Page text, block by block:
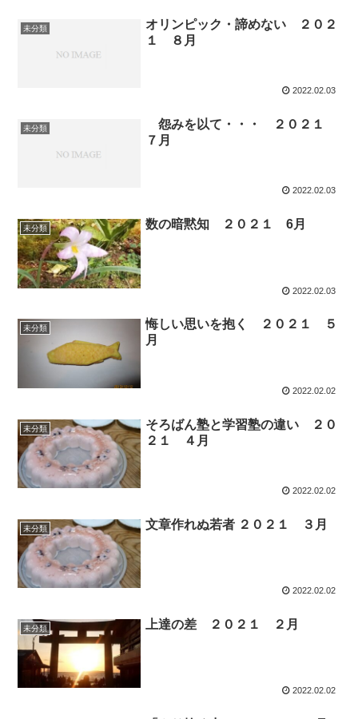
未分類
オリンピック・諦めない ２０２
１ ８月
2022.02.03
未分類
怨みを以て・・・ ２０２１
７月
2022.02.03
未分類 数の暗黙知 ２０２１ 6月
2022.02.03
未分類
悔しい思いを抱く ２０２１ ５
月
2022.02.02
未分類
そろばん塾と学習塾の違い ２０
２１ ４月
2022.02.02
未分類 文章作れぬ若者 ２０２１ ３月
2022.02.02
未分類 上達の差 ２０２１ ２月
2022.02.02